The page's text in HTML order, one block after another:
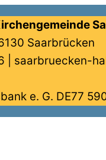
Saarbrücken
| saarbruecken-
e. G. DE77